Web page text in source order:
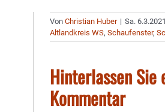
VonChristian Huber | Sa.
Altlandkreis WS,Schaufenster,
Hinterlassen Sie
Kommentar